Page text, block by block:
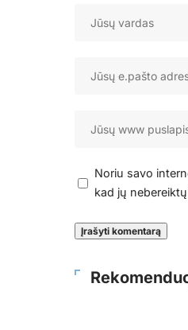
Noriu savo
kad jų